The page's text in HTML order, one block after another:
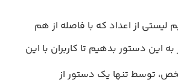
لیستی از اعداد که با فاصله از هم
به این دستور بدهیم تا کاربران با این
توسط تنها یک دستور از